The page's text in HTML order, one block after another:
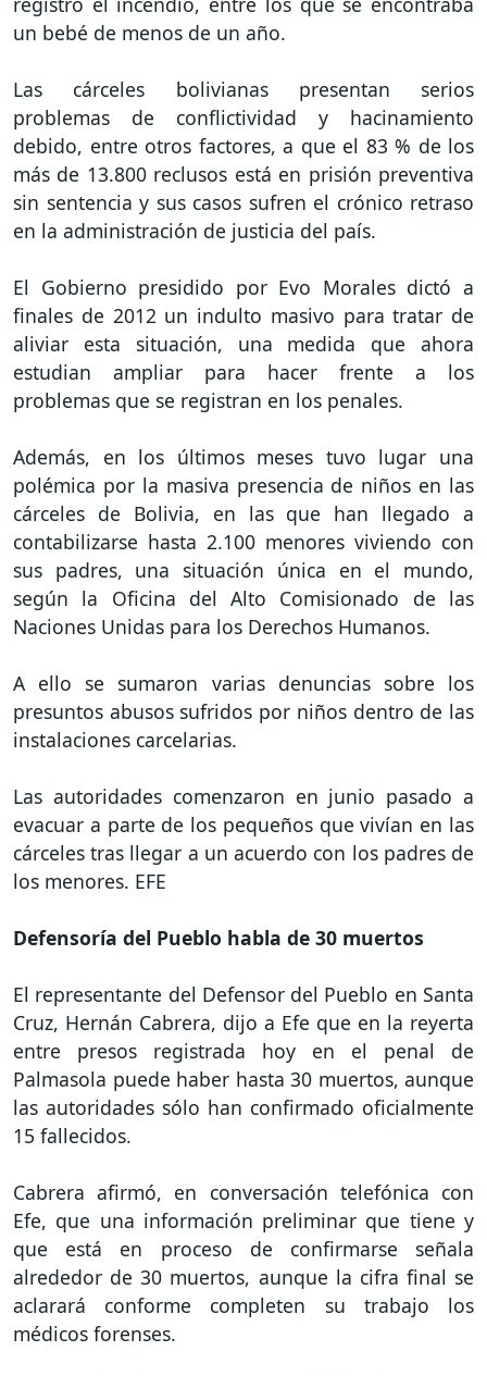
un bebé de menos de un año.
Las cárceles bolivianas presentan serios
problemas de conflictividad y hacinamiento
debido, entre otros factores, a que el 83 % de los
más de 13.800 reclusos está en prisión preventiva
sin sentencia y sus casos sufren el crónico retraso
en la administración de justicia del país.
El Gobierno presidido por Evo Morales dictó a
finales de 2012 un indulto masivo para tratar de
aliviar esta situación, una medida que ahora
estudian ampliar para hacer frente a los
problemas que se registran en los penales.
Además, en los últimos meses tuvo lugar una
polémica por la masiva presencia de niños en las
cárceles de Bolivia, en las que han llegado a
contabilizarse hasta 2.100 menores viviendo con
sus padres, una situación única en el mundo,
según la Oficina del Alto Comisionado de las
Naciones Unidas para los Derechos Humanos.
A ello se sumaron varias denuncias sobre los
presuntos abusos sufridos por niños dentro de las
instalaciones carcelarias.
Las autoridades comenzaron en junio pasado a
evacuar a parte de los pequeños que vivían en las
cárceles tras llegar a un acuerdo con los padres de
los menores. EFE
Defensoría del Pueblo habla de 30 muertos
El representante del Defensor del Pueblo en Santa
Cruz, Hernán Cabrera, dijo a Efe que en la reyerta
entre presos registrada hoy en el penal de
Palmasola puede haber hasta 30 muertos, aunque
las autoridades sólo han confirmado oficialmente
15 fallecidos.
Cabrera afirmó, en conversación telefónica con
Efe, que una información preliminar que tiene y
que está en proceso de confirmarse señala
alrededor de 30 muertos, aunque la cifra final se
aclarará conforme completen su trabajo los
médicos forenses.